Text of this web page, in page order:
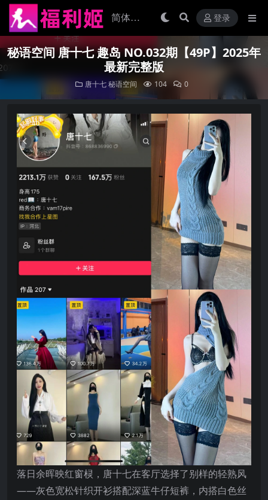
登录
秘语空间 唐十七 趣岛 NO.032期【49P】2025年
最新完整版
唐十七 秘语空间 104 0
落日余晖映红窗棂，唐十七在客厅选择了别样的轻熟风
——灰色宽松针织开衫搭配深蓝牛仔短裤，内搭白色丝